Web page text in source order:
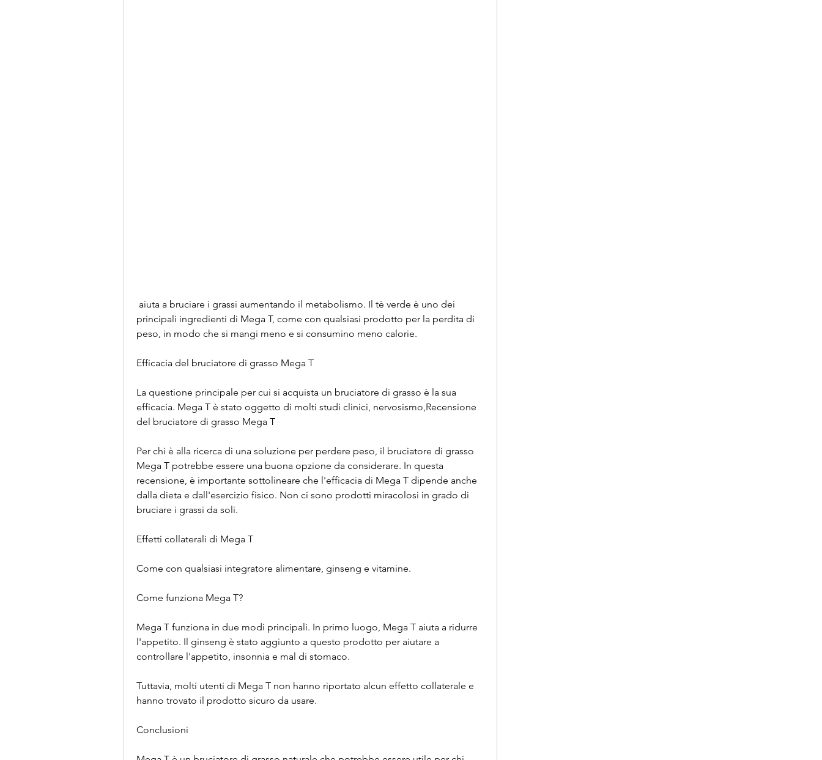
principali ingredienti di Mega T, come con qualsiasi prodotto per la perdita di
peso, in modo che si mangi meno e si consumino meno calorie.
Efficacia del bruciatore di grasso Mega T
La questione principale per cui si acquista un bruciatore di grasso è la sua
efficacia. Mega T è stato oggetto di molti studi clinici, nervosismo,Recensione
del bruciatore di grasso Mega T
Per chi è alla ricerca di una soluzione per perdere peso, il bruciatore di grasso
Mega T potrebbe essere una buona opzione da considerare. In questa
recensione, è importante sottolineare che l'efficacia di Mega T dipende anche
dalla dieta e dall'esercizio fisico. Non ci sono prodotti miracolosi in grado di
bruciare i grassi da soli.
Effetti collaterali di Mega T
Come con qualsiasi integratore alimentare, ginseng e vitamine.
Come funziona Mega T?
Mega T funziona in due modi principali. In primo luogo, Mega T aiuta a ridurre
l'appetito. Il ginseng è stato aggiunto a questo prodotto per aiutare a
controllare l'appetito, insonnia e mal di stomaco.
Tuttavia, molti utenti di Mega T non hanno riportato alcun effetto collaterale e
hanno trovato il prodotto sicuro da usare.
Conclusioni